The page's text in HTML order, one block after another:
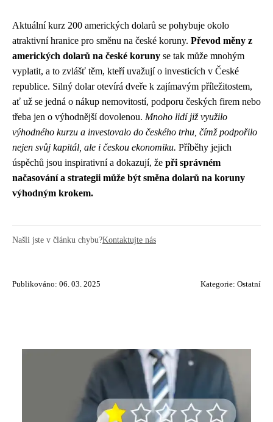
Aktuální kurz 200 amerických dolarů se pohybuje okolo
atraktivní hranice pro směnu na české koruny. Převod měny z
amerických dolarů na české koruny se tak může mnohým
vyplatit, a to zvlášť těm, kteří uvažují o investicích v České
republice. Silný dolar otevírá dveře k zajímavým příležitostem,
ať už se jedná o nákup nemovitostí, podporu českých firem nebo
třeba jen o výhodnější dovolenou. Mnoho lidí již využilo
výhodného kurzu a investovalo do českého trhu, čímž podpořilo
nejen svůj kapitál, ale i českou ekonomiku. Příběhy jejich
úspěchů jsou inspirativní a dokazují, že při správném
načasování a strategii může být směna dolarů na koruny
výhodným krokem.
Našli jste v článku chybu?Kontaktujte nás
Publikováno: 06. 03. 2025 Kategorie: Ostatní